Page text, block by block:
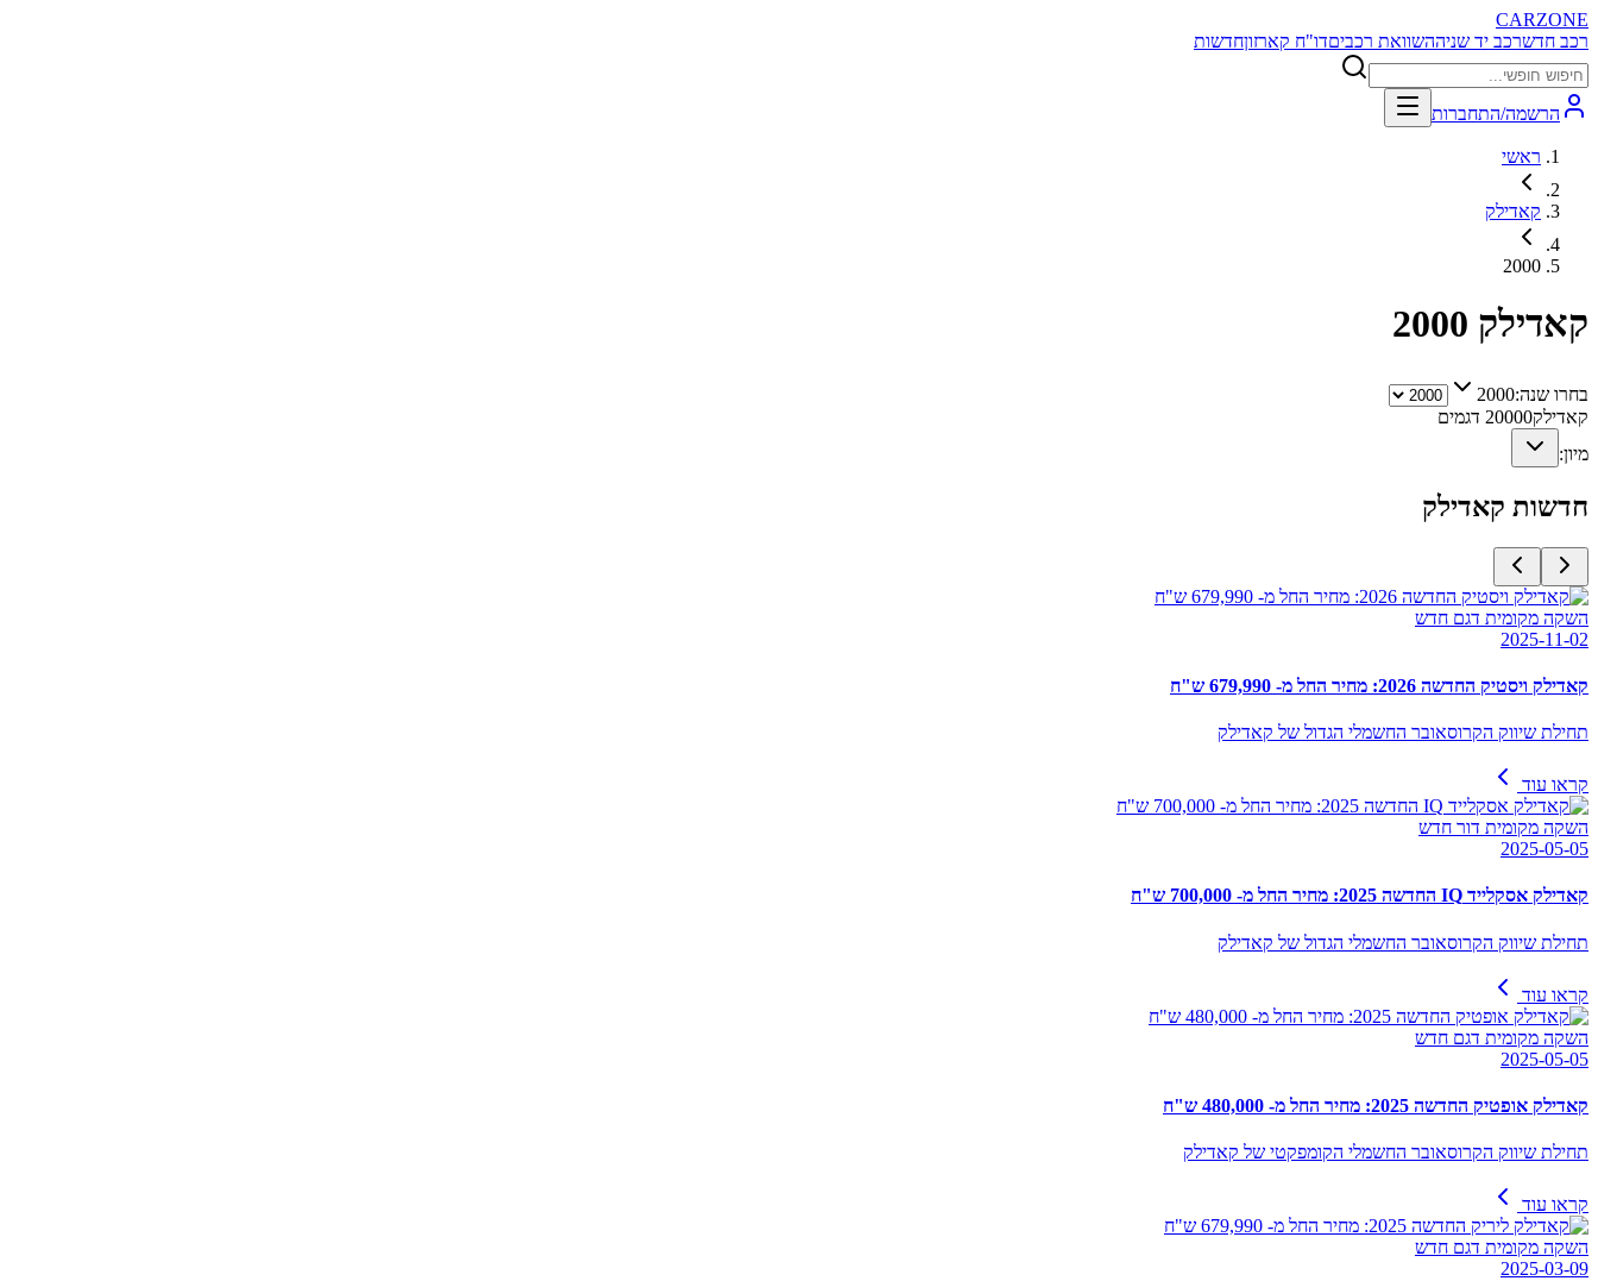
CARZONE
רכב חדשרכב יד שניההשוואת רכביםדו"ח קארזוןחדשות
הרשמה/התחברות
ראשי
קאדילק
2000
קאדילק 2000
בחרו שנה:2000
קאדילק 20000
דגמים
מיון:
חדשות קאדילק
השקה מקומית דגם חדש
2025-11-02
קאדילק ויסטיק החדשה 2026: מחיר החל מ- 679,990 ש"ח
תחילת שיווק הקרוסאובר החשמלי הגדול של קאדילק
קראו עוד
השקה מקומית דור חדש
2025-05-05
קאדילק אסקלייד IQ החדשה 2025: מחיר החל מ- 700,000 ש"ח
תחילת שיווק הקרוסאובר החשמלי הגדול של קאדילק
קראו עוד
השקה מקומית דגם חדש
2025-05-05
קאדילק אופטיק החדשה 2025: מחיר החל מ- 480,000 ש"ח
תחילת שיווק הקרוסאובר החשמלי הקומפקטי של קאדילק
קראו עוד
השקה מקומית דגם חדש
2025-03-09